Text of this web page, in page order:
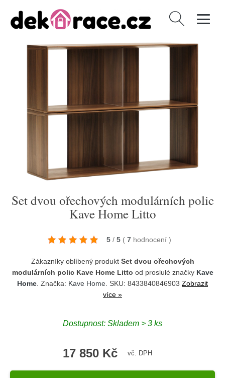
Vyhledávání
Set dvou ořechových modulárních polic
Kave Home Litto
5 / 5 ( 7 hodnocení )
Zákazníky oblíbený produkt Set dvou ořechových
modulárních polic Kave Home Litto od proslulé značky Kave
Home . Značka: Kave Home . SKU: 8433840846903 Zobrazit
více »
Dostupnost: Skladem > 3 ks
17 850 Kč vč. DPH